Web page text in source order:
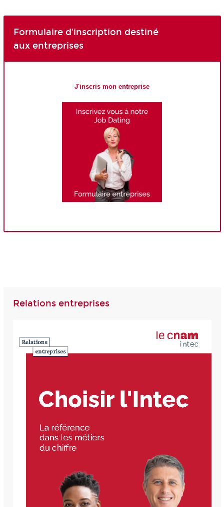
Formulaire d'inscription destiné
aux entreprises
J'inscris mon entreprise
Relations entreprises